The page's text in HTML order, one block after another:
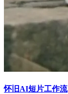
怀旧AI短片工作流